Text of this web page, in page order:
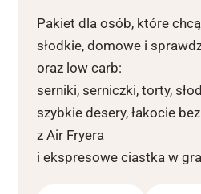
Pakiet dla osób, które
słodkie, domowe i
oraz low carb:
serniki, serniczki, torty,
szybkie desery, łakocie
z Air Fryera
i ekspresowe ciastka w